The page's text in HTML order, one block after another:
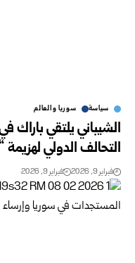
سياسة سوريا والعالم
الشيباني يلتقي
التحالف الدولي
فبراير 9, 2026 فبراير 9, 2026